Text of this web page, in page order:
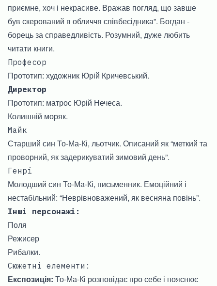
приємне, хоч і некрасиве. Вражав погляд, що завше
був скерований в обличчя співбесідника”. Богдан -
борець за справедливість. Розумний, дуже любить
читати книги.
Професор
Прототип: художник Юрій Кричевський.
Директор
Прототип: матрос Юрій Нечеса.
Колишній моряк.
Майк
Старший син То-Ма-Кі, льотчик. Описаний як “меткий та
проворний, як задерикуватий зимовий день”.
Генрі
Молодший син То-Ма-Кі, письменник. Емоційний і
нестабільний: “Неврівноважений, як весняна повінь”.
Інші персонажі:
Поля
Режисер
Рибалки.
Сюжетні елементи:
Експозиція: То-Ма-Кі розповідає про себе і пояснює